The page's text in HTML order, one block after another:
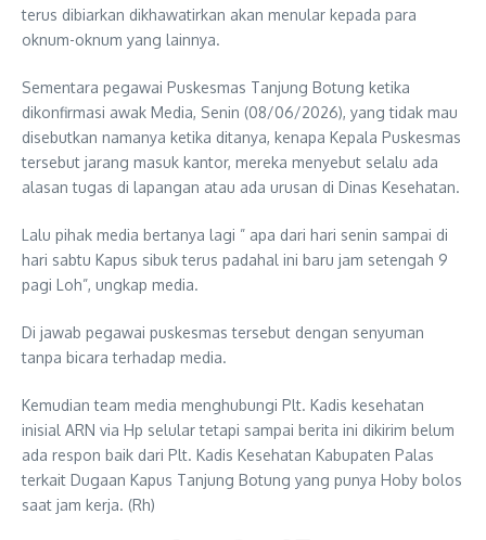
terus dibiarkan dikhawatirkan akan menular kepada para
oknum-oknum yang lainnya.
Sementara pegawai Puskesmas Tanjung Botung ketika
dikonfirmasi awak Media, Senin (08/06/2026), yang tidak mau
disebutkan namanya ketika ditanya, kenapa Kepala Puskesmas
tersebut jarang masuk kantor, mereka menyebut selalu ada
alasan tugas di lapangan atau ada urusan di Dinas Kesehatan.
Lalu pihak media bertanya lagi ” apa dari hari senin sampai di
hari sabtu Kapus sibuk terus padahal ini baru jam setengah 9
pagi Loh”, ungkap media.
Di jawab pegawai puskesmas tersebut dengan senyuman
tanpa bicara terhadap media.
Kemudian team media menghubungi Plt. Kadis kesehatan
inisial ARN via Hp selular tetapi sampai berita ini dikirim belum
ada respon baik dari Plt. Kadis Kesehatan Kabupaten Palas
terkait Dugaan Kapus Tanjung Botung yang punya Hoby bolos
saat jam kerja. (Rh)